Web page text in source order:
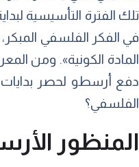
تلك الفترة التأسيسية
في الفكر الفلسفي
المادة الكونية». ومن
دفع أرسطو لحصر بدايات
الفلسفي؟
المنظور